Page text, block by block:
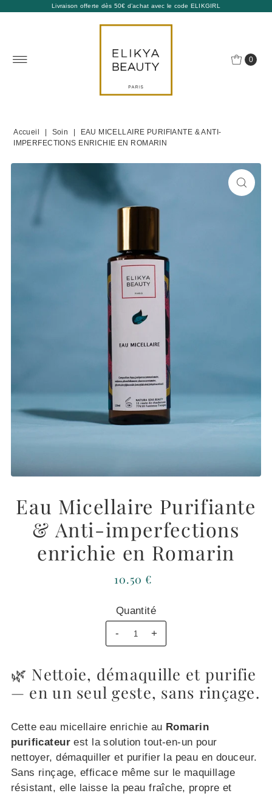
Livraison offerte dès 50€ d’achat avec le code ELIKGIRL
0
Accueil | Soin |
EAU MICELLAIRE PURIFIANTE & ANTI-
IMPERFECTIONS ENRICHIE EN ROMARIN
Eau Micellaire Purifiante
& Anti-imperfections
enrichie en Romarin
10.50 €
Quantité
-
+
🌿 Nettoie, démaquille et purifie
— en un seul geste, sans rinçage.
Cette eau micellaire enrichie au Romarin
purificateur est la solution tout-en-un pour
nettoyer, démaquiller et purifier la peau en douceur.
Sans rinçage, efficace même sur le maquillage
résistant, elle laisse la peau fraîche, propre et